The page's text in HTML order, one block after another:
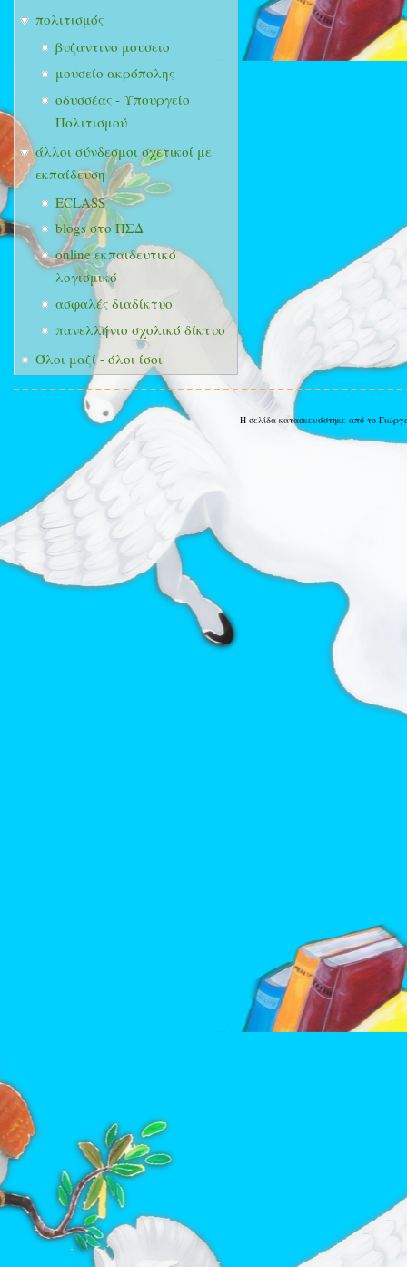
πολιτισμός
βυζαντινο μουσειο
μουσείο ακρόπολης
οδυσσέας - Υπουργείο
Πολιτισμού
άλλοι σύνδεσμοι σχετικοί με
εκπαίδευση
ECLASS
blogs στο ΠΣΔ
online εκπαιδευτικό
λογισμικό
ασφαλές διαδίκτυο
πανελλήνιο σχολικό δίκτυο
Όλοι μαζί - όλοι ίσοι
Η σελίδα κατασκευάστηκε από το